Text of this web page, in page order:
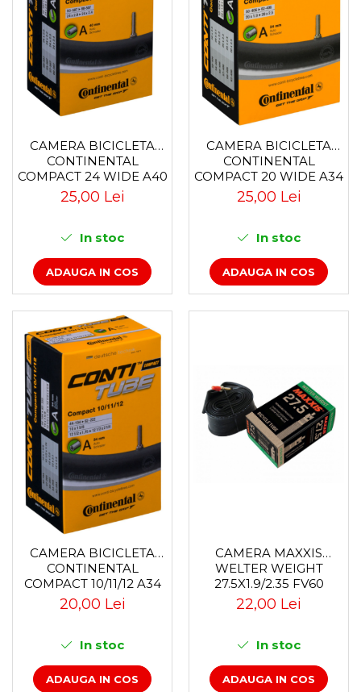
CAMERA BICICLETA
CONTINENTAL
COMPACT 24 WIDE A40
25,00 Lei
In stoc
ADAUGA IN COS
CAMERA BICICLETA
CONTINENTAL
COMPACT 20 WIDE A34
25,00 Lei
In stoc
ADAUGA IN COS
CAMERA BICICLETA
CONTINENTAL
COMPACT 10/11/12 A34
20,00 Lei
In stoc
ADAUGA IN COS
CAMERA MAXXIS
WELTER WEIGHT
27.5X1.9/2.35 FV60
22,00 Lei
In stoc
ADAUGA IN COS